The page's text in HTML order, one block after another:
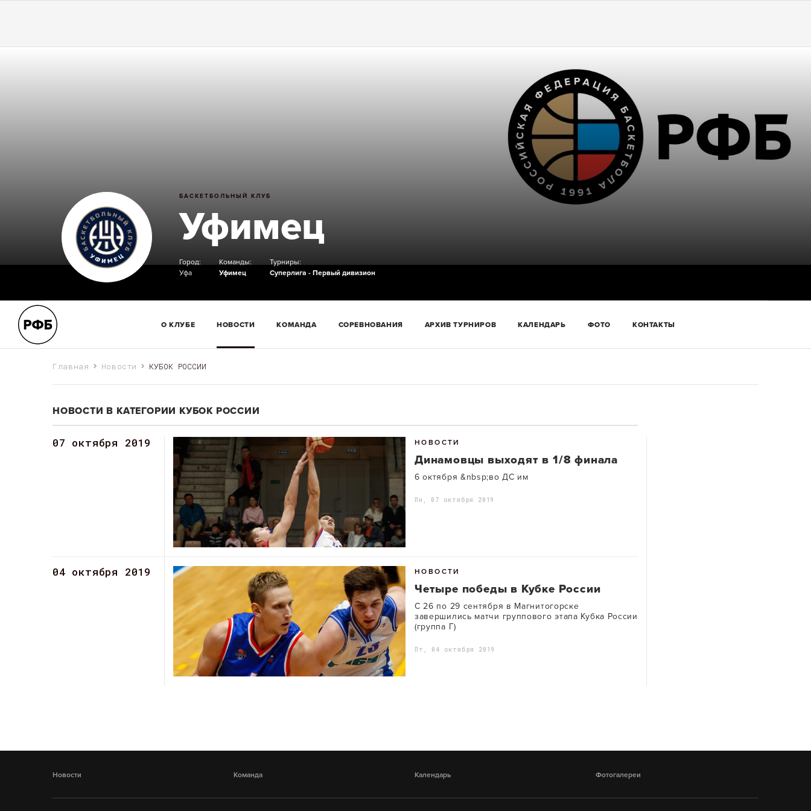
БАСКЕТБОЛЬНЫЙ КЛУБ
Уфимец
Город:
Уфа
Команды:
Уфимец
Турниры:
Суперлига - Первый дивизион
О КЛУБЕ НОВОСТИ КОМАНДА СОРЕВНОВАНИЯ АРХИВ ТУРНИРОВ КАЛЕНДАРЬ ФОТО КОНТАКТЫ
Главная Новости КУБОК РОССИИ
НОВОСТИ В КАТЕГОРИИ КУБОК РОССИИ
07 октября 2019 НОВОСТИ
Динамовцы выходят в 1/8 финала
6 октября &nbsp;во ДС им
Пн, 07 октября 2019
04 октября 2019 НОВОСТИ
Четыре победы в Кубке России
С 26 по 29 сентября в Магнитогорске
завершились матчи группового этапа Кубка России
(группа Г)
Пт, 04 октября 2019
Новости Команда Календарь Фотогалереи